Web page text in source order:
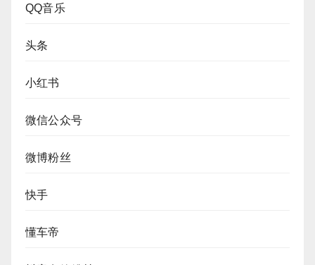
QQ音乐
头条
小红书
微信公众号
微博粉丝
快手
懂车帝